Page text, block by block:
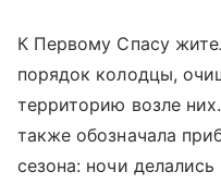
К Первому Спасу
порядок колодцы,
территорию возле
также обозначала
сезона: ночи